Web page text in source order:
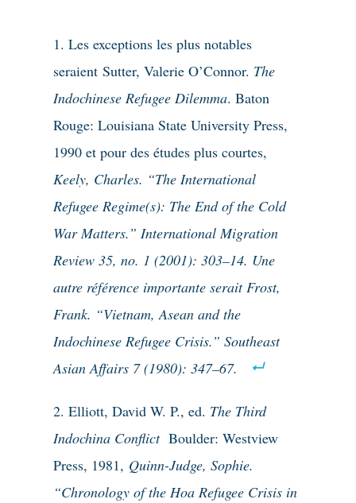
Les exceptions les plus notables
seraient Sutter, Valerie O’Connor. The
Indochinese Refugee Dilemma. Baton
Rouge: Louisiana State University Press,
1990 et pour des études plus courtes,
Keely, Charles. “The International
Refugee Regime(s): The End of the Cold
War Matters.” International Migration
Review 35, no. 1 (2001): 303–14. Une
autre référence importante serait Frost,
Frank. “Vietnam, Asean and the
Indochinese Refugee Crisis.” Southeast
Asian Affairs 7 (1980): 347–67.
Elliott, David W. P., ed. The Third
Indochina Conflict Boulder:Westview
Press, 1981, Quinn-Judge, Sophie.
“Chronology of the Hoa Refugee Crisis in